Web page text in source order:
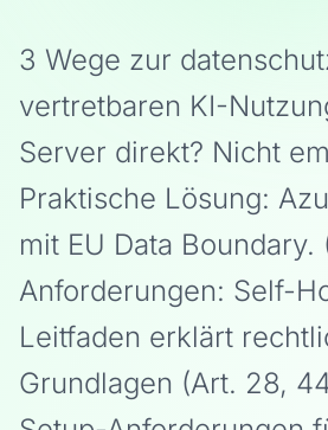
3 Wege zur
vertretbaren KI-
Server direkt? Nicht
Praktische Lösung:
mit EU Data
Anforderungen: Self-
Leitfaden erklärt
Grundlagen (Art. 28,